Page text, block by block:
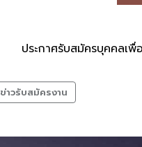
ประกาศรับสมัครบุคคลเ
ข่าวรับสมัครงาน